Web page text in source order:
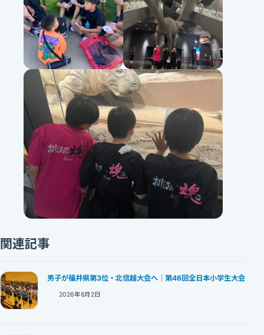
関連記事
男子が福井県第3位・北信越大会へ｜第46回全日本小学生大会
2026年8月2日